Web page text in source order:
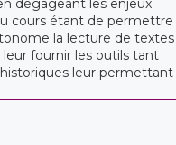
cours étant de permettre
la lecture de textes
leur fournir les outils tant
leur permettant